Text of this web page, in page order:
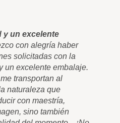
y un excelente
con alegría haber
solicitadas con la
un excelente embalaje.
transportan al
naturaleza que
con maestría,
sino también